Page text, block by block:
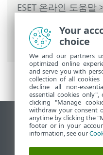
ESET 온라인 도움말
운용>고급 설정>
문서 보호
데스크톱 사이트 보기
End of Life
ESET 지식 베이스
Your
choice
We and our partners
optimized online
and serve you with
collection of all cookies
decline all non-
essential cookies
clicking "Manage
withdraw your consent
anytime by clicking the
footer or in your
information, see our